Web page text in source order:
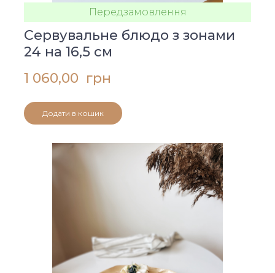
Передзамовлення
Сервувальне блюдо з зонами
24 на 16,5 см
1 060,00  грн
Додати в кошик